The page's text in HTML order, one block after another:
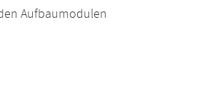
Aufbaumodulen